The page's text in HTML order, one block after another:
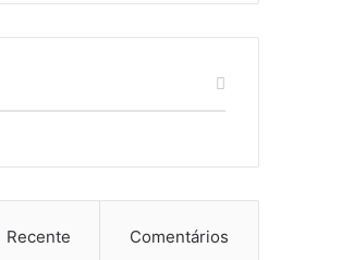
Recente Comentários